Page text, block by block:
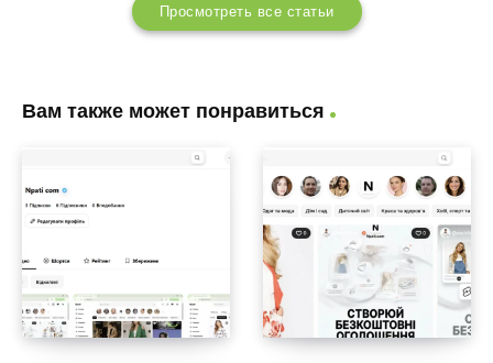
Просмотреть все статьи
Вам также может понравиться